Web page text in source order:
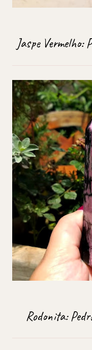
Jaspe Vermelho:
Rodonita: